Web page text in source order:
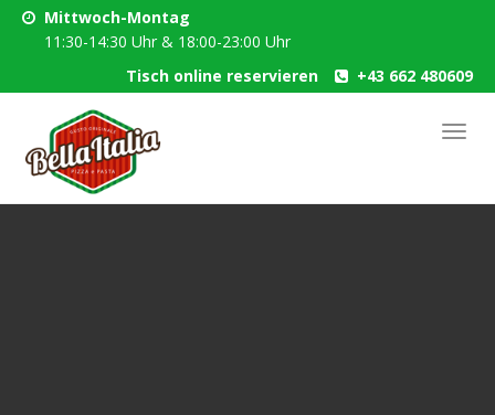
main
Mittwoch-Montag
11:30-14:30 Uhr & 18:00-23:00 Uhr
Tisch online reservieren
+43 662 480609
player off press cookies